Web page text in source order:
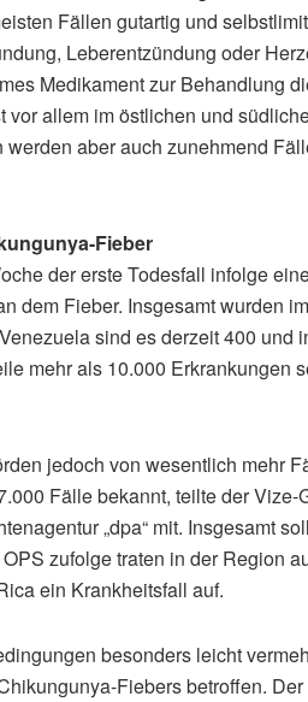
Fällen gutartig und
Leberentzündung oder
Medikament zur Behandlung
allem im östlichen und
aber auch zunehmend
Fieber
der erste Todesfall infolge
dem Fieber. Insgesamt wurden
sind es derzeit 400 und
mehr als 10.000 Erkrankungen
jedoch von wesentlich mehr
Fälle bekannt, teilte der Vize-
„dpa“ mit. Insgesamt
zufolge traten in der Region
ein Krankheitsfall auf.
besonders leicht
Fiebers betroffen.